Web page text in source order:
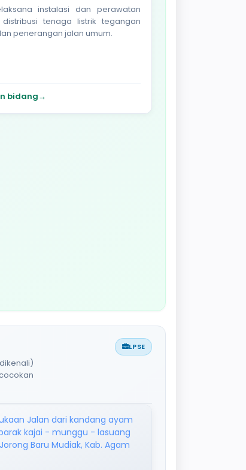
instalasi dan perawatan
tenaga listrik tegangan
penerangan jalan umum.
bidang→
LPSE